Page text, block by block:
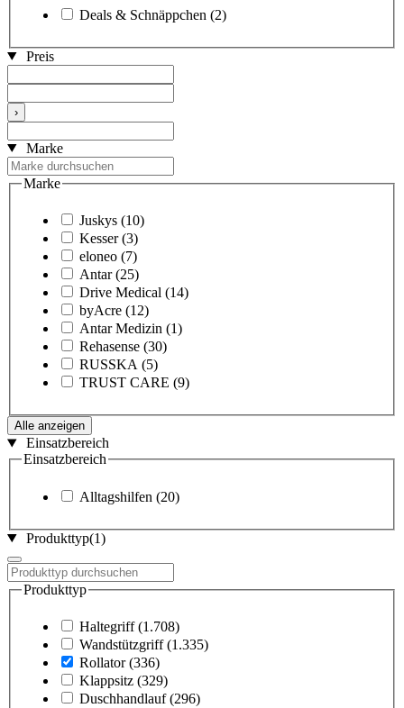
Deals & Schnäppchen (2)
Preis
›
Marke
Marke
Juskys (10)
Kesser (3)
eloneo (7)
Antar (25)
Drive Medical (14)
byAcre (12)
Antar Medizin (1)
Rehasense (30)
RUSSKA (5)
TRUST CARE (9)
Alle anzeigen
Einsatzbereich
Einsatzbereich
Alltagshilfen (20)
Produkttyp(1)
Produkttyp
Haltegriff (1.708)
Wandstützgriff (1.335)
Rollator (336)
Klappsitz (329)
Duschhandlauf (296)